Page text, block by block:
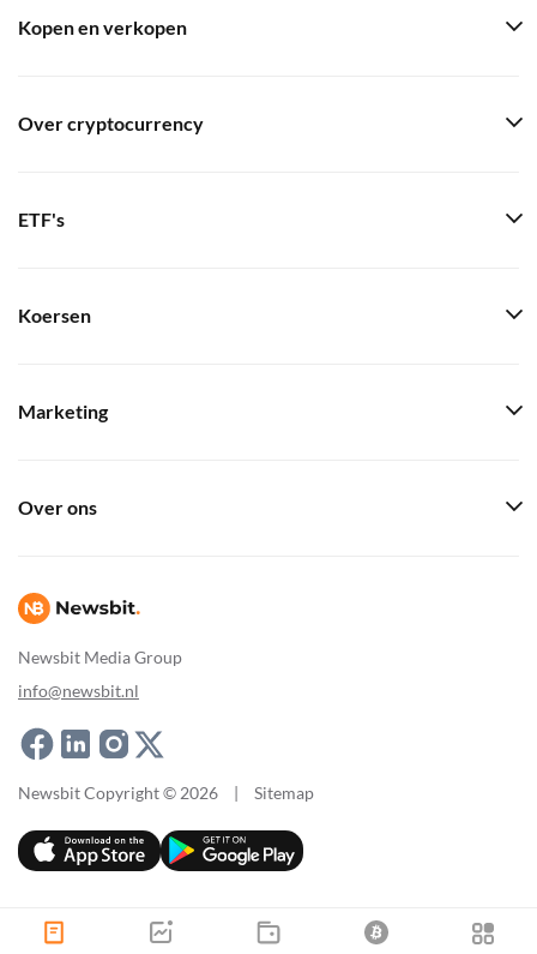
Newsbit Media Group
info@newsbit.nl
Kopen en verkopen
Over cryptocurrency
ETF's
Koersen
Marketing
Over ons
Newsbit Copyright © 2026 | Sitemap